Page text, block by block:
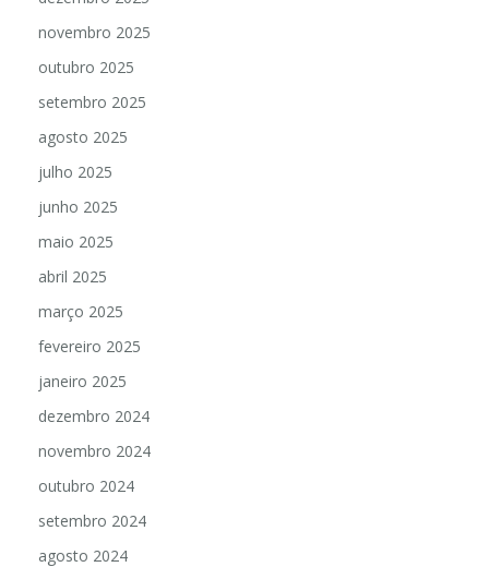
novembro 2025
outubro 2025
setembro 2025
agosto 2025
julho 2025
junho 2025
maio 2025
abril 2025
março 2025
fevereiro 2025
janeiro 2025
dezembro 2024
novembro 2024
outubro 2024
setembro 2024
agosto 2024